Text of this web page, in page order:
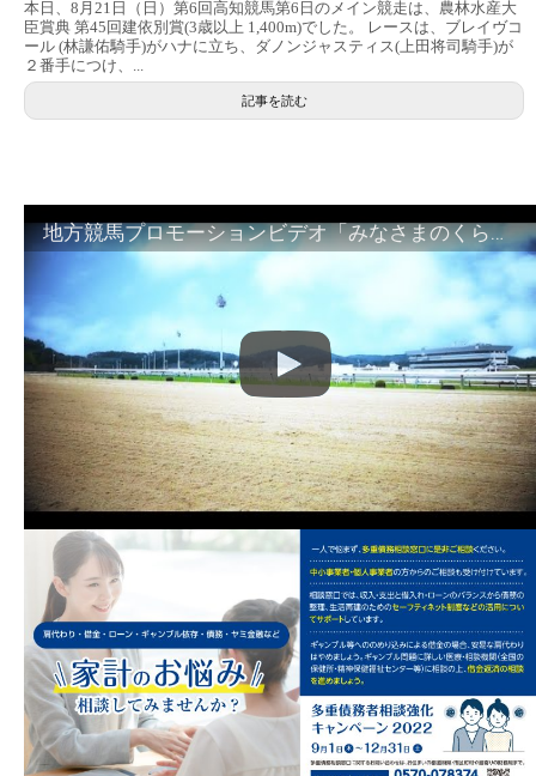
本日、8月21日（日）第6回高知競馬第6日のメイン競走は、農林水産大
臣賞典 第45回建依別賞(3歳以上 1,400m)でした。 レースは、ブレイヴコ
ール (林謙佑騎手)がハナに立ち、ダノンジャスティス(上田将司騎手)が
２番手につけ、...
記事を読む
地方競馬プロモーションビデオ「みなさまのくらしのために」30秒篇｜NAR公式